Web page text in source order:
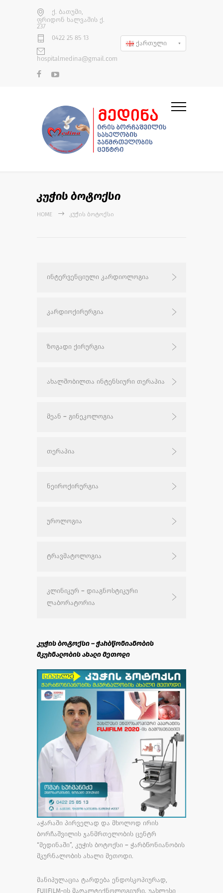
ქ. ბათუმი,
ფრიდონ ხალვაშის ქ.
237
0422 25 85 13
hospitalmedina@gmail.com
ქართული
კუჭის ბოტოქსი
HOME ᲙᲣᲭᲘᲡ ᲑᲝᲢᲝᲥᲡᲘ
ინტერვენციული კარდიოლოგია
კარდიოქირურგია
ზოგადი ქირურგია
ახალშობილთა ინტენსიური თერაპია
მეან – გინეკოლოგია
თერაპია
ნეიროქირურგია
უროლოგია
ტრავმატოლოგია
კლინიკურ – დიაგნოსტიკური
ლაბორატორია
კუჭის ბოტოქსი – ჭარბწონიანობის
მკურნალობის ახალი მეთოდი
აჭარაში პირველად და მხოლოდ ირის
ბორჩაშვილის ჯანმრთელობის ცენტრ
“მედინაში”, კუჭის ბოტოქსი – ჭარბწონიანობის
მკურნალობის ახალი მეთოდი.
მანიპულაცია ტარდება ენდოსკოპიურად,
FUJIFILM-ის მაღალტექნოლოგიური, უახლესი